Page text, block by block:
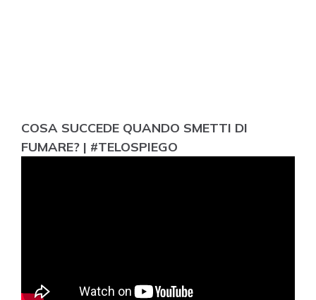
COSA SUCCEDE QUANDO SMETTI DI
FUMARE? | #TELOSPIEGO